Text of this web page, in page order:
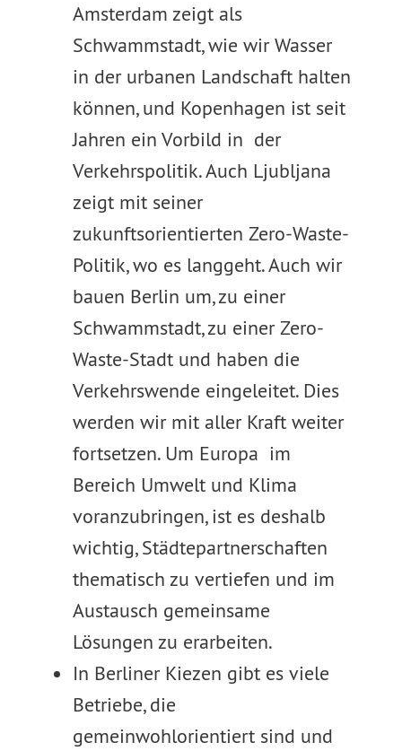
Amsterdam zeigt als
Schwammstadt, wie wir Wasser
in der urbanen Landschaft halten
können, und Kopenhagen ist seit
Jahren ein Vorbild in der
Verkehrspolitik. Auch Ljubljana
zeigt mit seiner
zukunftsorientierten Zero-Waste-
Politik, wo es langgeht. Auch wir
bauen Berlin um, zu einer
Schwammstadt, zu einer Zero-
Waste-Stadt und haben die
Verkehrswende eingeleitet. Dies
werden wir mit aller Kraft weiter
fortsetzen. Um Europa im
Bereich Umwelt und Klima
voranzubringen, ist es deshalb
wichtig, Städtepartnerschaften
thematisch zu vertiefen und im
Austausch gemeinsame
Lösungen zu erarbeiten.
In Berliner Kiezen gibt es viele
Betriebe, die
gemeinwohlorientiert sind und